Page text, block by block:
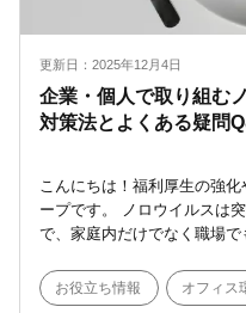
更新日：2025年12月4日
企業・個人で取り組む
対策法とよくある疑問
こんにちは！福利厚生の強
ープです。 ノロウイルスは
で、家庭内だけでなく職場
お役立ち情報 オフィス